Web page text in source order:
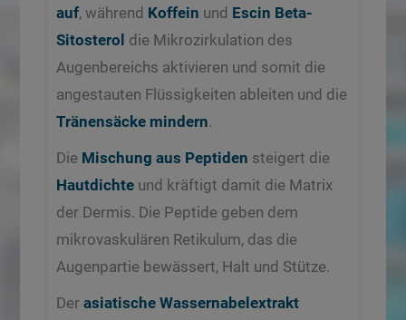
auf, während Koffein und Escin Beta-
Sitosterol die Mikrozirkulation des
Augenbereichs aktivieren und somit die
angestauten Flüssigkeiten ableiten und die
Tränensäcke mindern.
Die Mischung aus Peptiden steigert die
Hautdichte und kräftigt damit die Matrix
der Dermis. Die Peptide geben dem
mikrovaskulären Retikulum, das die
Augenpartie bewässert, Halt und Stütze.
Derasiatische Wassernabelextrakt